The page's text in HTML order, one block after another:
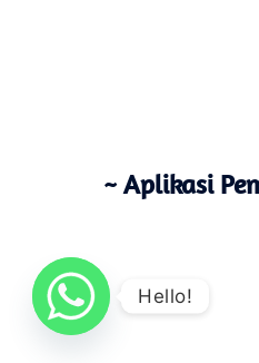
~ Aplikasi
Hello!